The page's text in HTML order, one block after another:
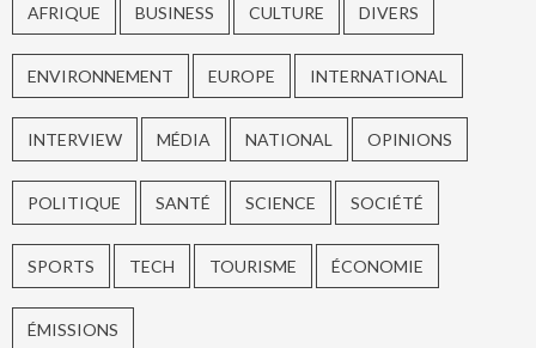
AFRIQUE BUSINESS CULTURE DIVERS
ENVIRONNEMENT EUROPE INTERNATIONAL
INTERVIEW MÉDIA NATIONAL OPINIONS
POLITIQUE SANTÉ SCIENCE SOCIÉTÉ
SPORTS TECH TOURISME ÉCONOMIE
ÉMISSIONS